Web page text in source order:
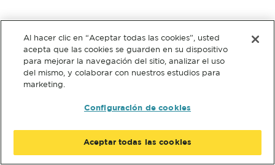
Al hacer clic en “Aceptar todas las cookies”, usted
acepta que las cookies se guarden en su dispositivo
para mejorar la navegación del sitio, analizar el uso
del mismo, y colaborar con nuestros estudios para
marketing.
Configuración de cookies
Aceptar todas las cookies